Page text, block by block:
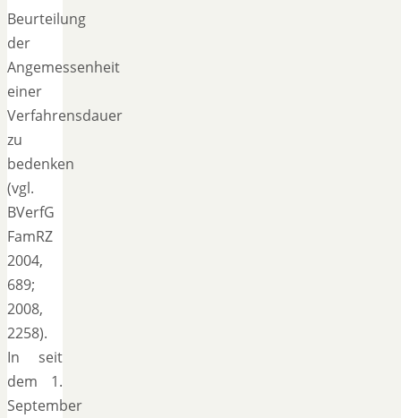
Beurteilung
der
Angemessenheit
einer
Verfahrensdauer
zu
bedenken
(vgl.
BVerfG
FamRZ
2004,
689;
2008,
2258).
In seit
dem 1.
September